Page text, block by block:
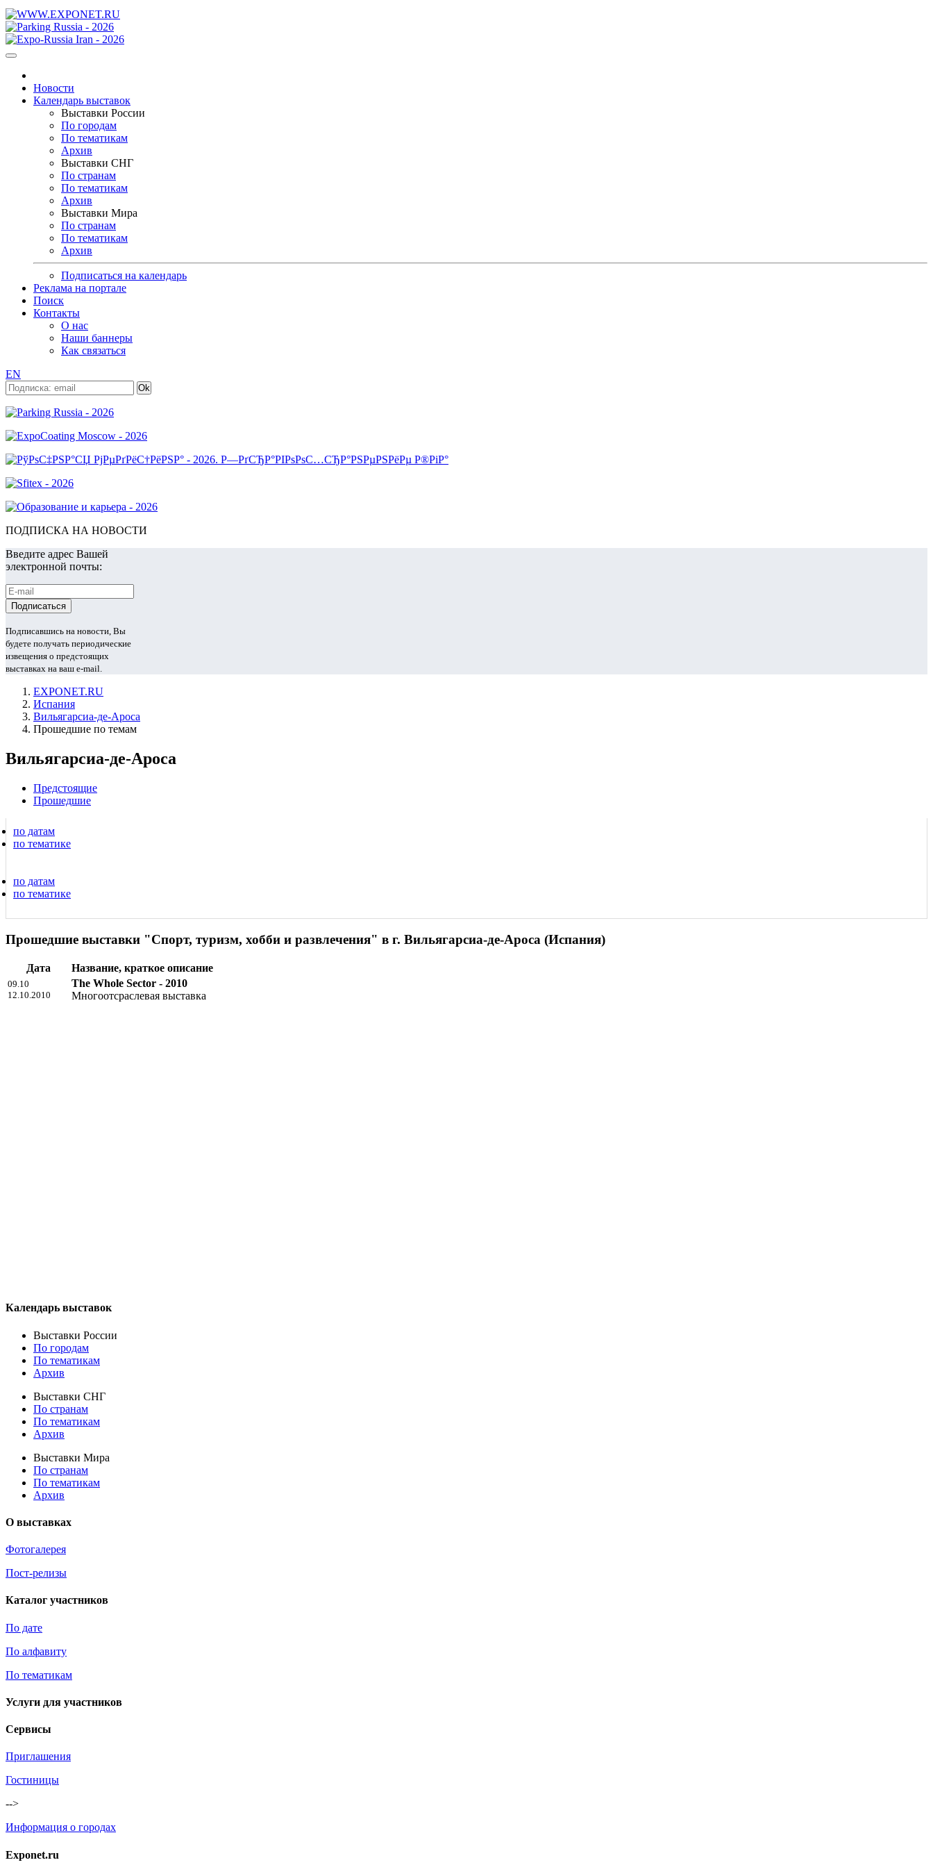
Новости
Календарь выставок
Выставки России
По городам
По тематикам
Архив
Выставки СНГ
По странам
По тематикам
Архив
Выставки Мира
По странам
По тематикам
Архив
Подписаться на календарь
Реклама на портале
Поиск
Контакты
О нас
Наши баннеры
Как связаться
EN
ПОДПИСКА НА НОВОСТИ
Введите адрес Вашей
электронной почты:
Подписавшись на новости, Вы
будете получать периодические
извещения о предстоящих
выставках на ваш e-mail.
EXPONET.RU
Испания
Вильягарсиа-де-Ароса
Прошедшие по темам
Вильягарсиа-де-Ароса
Предстоящие
Прошедшие
по датам
по тематике
по датам
по тематике
Прошедшие выставки "Спорт, туризм, хобби и развлечения" в г. Вильягарсиа-де-Ароса (Испания)
Дата Название, краткое описание
09.10
12.10.2010
The Whole Sector - 2010
Многоотсраслевая выставка
Календарь выставок
Выставки России
По городам
По тематикам
Архив
Выставки СНГ
По странам
По тематикам
Архив
Выставки Мира
По странам
По тематикам
Архив
О выставках
Фотогалерея
Пост-релизы
Каталог участников
По дате
По алфавиту
По тематикам
Услуги для участников
Сервисы
Приглашения
Гостиницы
-->
Информация о городах
Exponet.ru